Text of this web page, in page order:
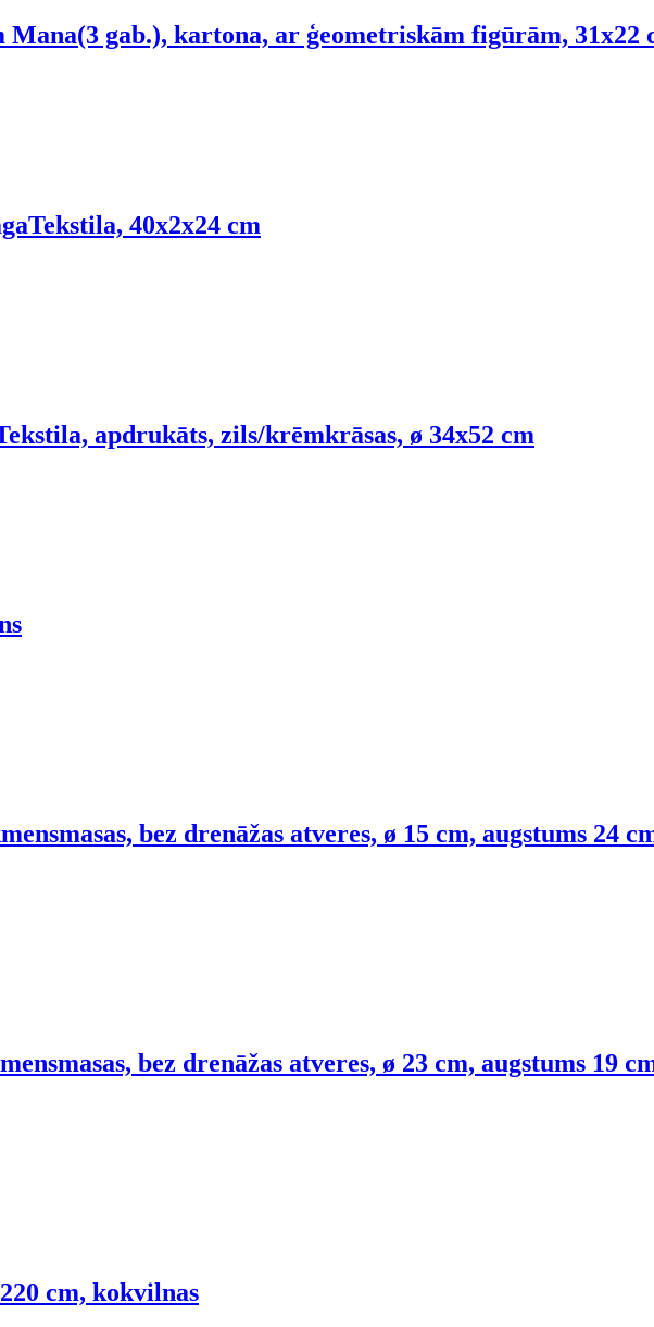
Mana(3 gab.), kartona, ar ģeometriskām figūrām, 31x22
Tekstila, 40x2x24 cm
apdrukāts, zils/krēmkrāsas, ø 34x52 cm
bez drenāžas atveres, ø 15 cm, augstums 24
bez drenāžas atveres, ø 23 cm, augstums 19
cm, kokvilnas